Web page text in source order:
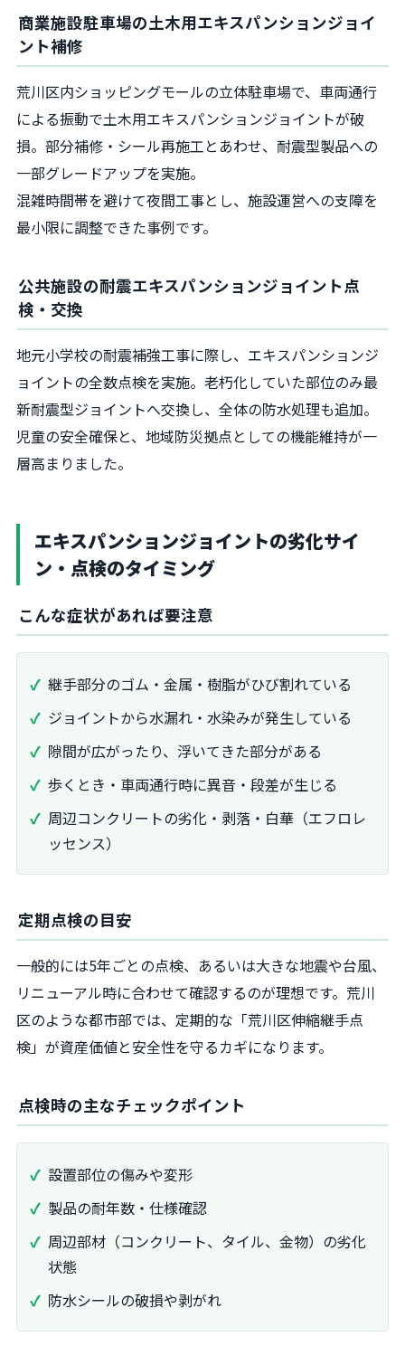
商業施設駐車場の土木用エキスパンションジョイ
ント補修
荒川区内ショッピングモールの立体駐車場で、車両通行
による振動で土木用エキスパンションジョイントが破
損。部分補修・シール再施工とあわせ、耐震型製品への
一部グレードアップを実施。
混雑時間帯を避けて夜間工事とし、施設運営への支障を
最小限に調整できた事例です。
公共施設の耐震エキスパンションジョイント点
検・交換
地元小学校の耐震補強工事に際し、エキスパンションジ
ョイントの全数点検を実施。老朽化していた部位のみ最
新耐震型ジョイントへ交換し、全体の防水処理も追加。
児童の安全確保と、地域防災拠点としての機能維持が一
層高まりました。
エキスパンションジョイントの劣化サイ
ン・点検のタイミング
こんな症状があれば要注意
継手部分のゴム・金属・樹脂がひび割れている
ジョイントから水漏れ・水染みが発生している
隙間が広がったり、浮いてきた部分がある
歩くとき・車両通行時に異音・段差が生じる
周辺コンクリートの劣化・剥落・白華（エフロレ
ッセンス）
定期点検の目安
一般的には5年ごとの点検、あるいは大きな地震や台風、
リニューアル時に合わせて確認するのが理想です。荒川
区のような都市部では、定期的な「荒川区伸縮継手点
検」が資産価値と安全性を守るカギになります。
点検時の主なチェックポイント
設置部位の傷みや変形
製品の耐年数・仕様確認
周辺部材（コンクリート、タイル、金物）の劣化
状態
防水シールの破損や剥がれ